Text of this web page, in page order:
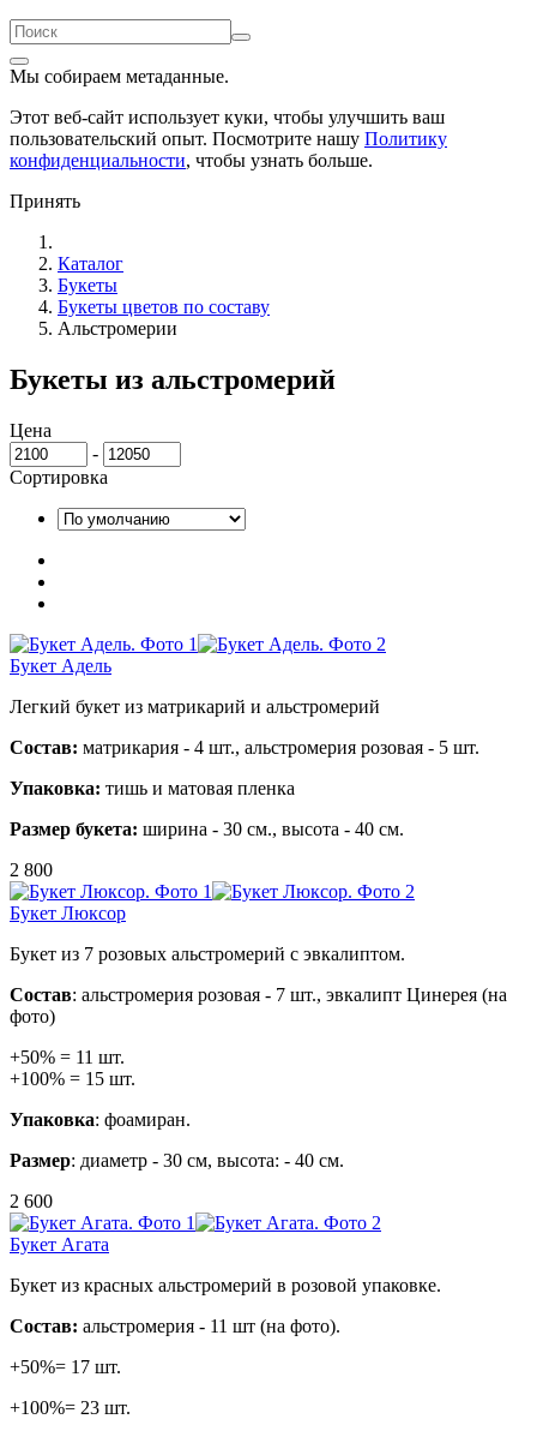
Мы собираем метаданные.
Этот веб-сайт использует куки, чтобы улучшить ваш
пользовательский опыт. Посмотрите нашу Политику
конфиденциальности, чтобы узнать больше.
Принять
Каталог
Букеты
Букеты цветов по составу
Альстромерии
Букеты из альстромерий
Цена
-
Сортировка
Букет Адель
Легкий букет из матрикарий и альстромерий
Состав: матрикария - 4 шт., альстромерия розовая - 5 шт.
Упаковка: тишь и матовая пленка
Размер букета: ширина - 30 см., высота - 40 см.
2 800
Букет Люксор
Букет из 7 розовых альстромерий с эвкалиптом.
Состав: альстромерия розовая - 7 шт., эвкалипт Цинерея (на
фото)
+50% = 11 шт.
+100% = 15 шт.
Упаковка: фоамиран.
Размер: диаметр - 30 см, высота: - 40 см.
2 600
Букет Агата
Букет из красных альстромерий в розовой упаковке.
Состав: альстромерия - 11 шт (на фото).
+50%= 17 шт.
+100%= 23 шт.